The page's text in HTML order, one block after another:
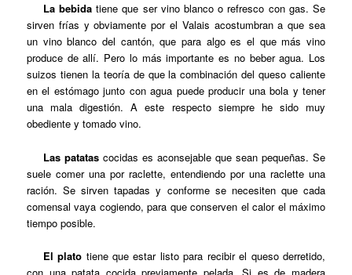
La bebida tiene que ser vino blanco o refresco con gas. Se
sirven frías y obviamente por el Valais acostumbran a que sea
un vino blanco del cantón, que para algo es el que más vino
produce de allí. Pero lo más importante es no beber agua. Los
suizos tienen la teoría de que la combinación del queso caliente
en el estómago junto con agua puede producir una bola y tener
una mala digestión. A este respecto siempre he sido muy
obediente y tomado vino.
Las patatascocidas es aconsejable que sean pequeñas. Se
suele comer una por raclette, entendiendo por una raclette una
ración. Se sirven tapadas y conforme se necesiten que cada
comensal vaya cogiendo, para que conserven el calor el máximo
tiempo posible.
El plato tiene que estar listo para recibir el queso derretido,